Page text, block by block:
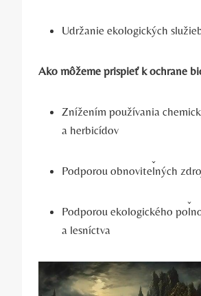
Udržanie ekologických
Ako môžeme prispieť k ochrane
Znížením používania
a herbicídov
Podporou obnoviteľných
Podporou ekologického
a lesníctva